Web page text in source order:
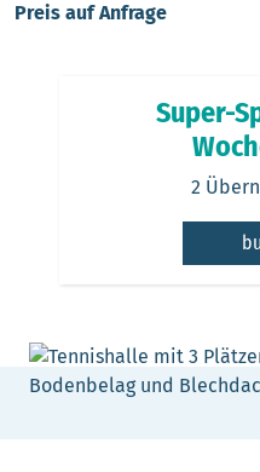
Preis auf Anfrage
Super-
2